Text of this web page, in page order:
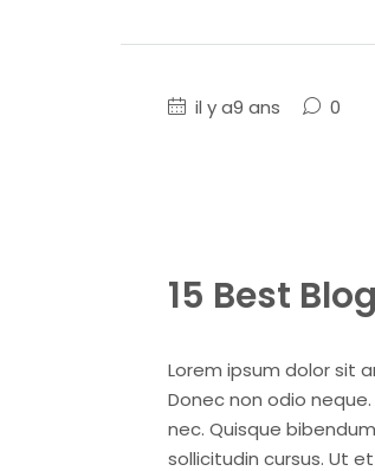
il y a9 ans 0
15 Best
Lorem ipsum dolor sit
Donec non odio
nec. Quisque
sollicitudin cursus. Ut